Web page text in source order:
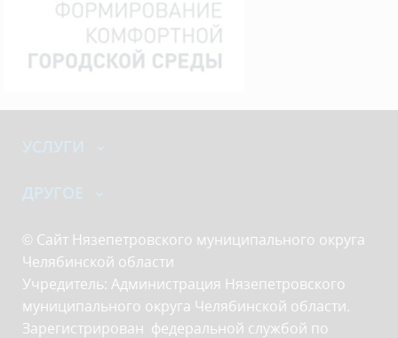
УСЛУГИ
ДРУГОЕ
© Сайт Нязепетровского муниципального округа
Челябинской области
Учредитель: Администрация Нязепетровского
муниципального округа Челябинской области.
Зарегистрирован федеральной службой по